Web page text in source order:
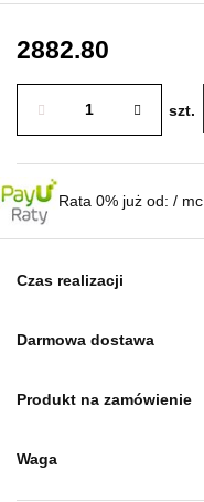
2882.80
szt.
Rata 0% już od:/ mc
Czas realizacji
Darmowa dostawa
Produkt na zamówienie
Waga